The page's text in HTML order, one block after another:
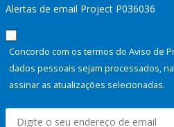
Alertas de email Project P036036
Concordo com os termos do Aviso de
dados pessoais sejam processados,
assinar as atualizações selecionadas.